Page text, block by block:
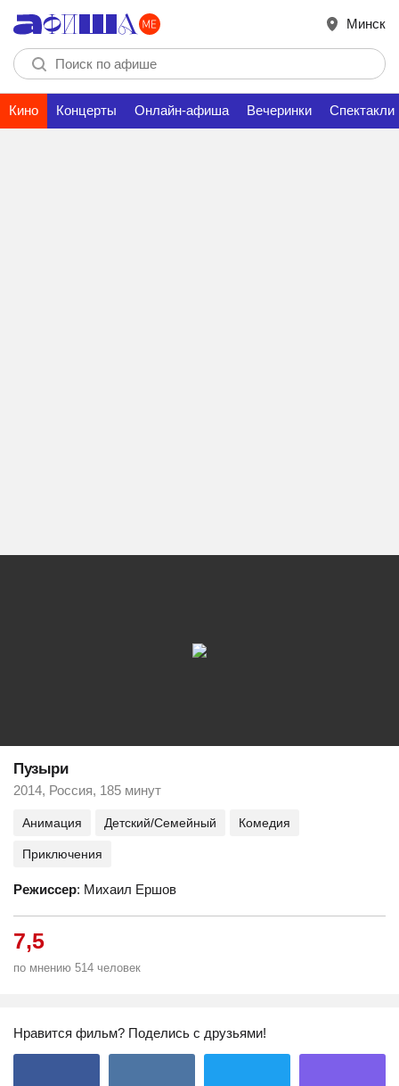
Минск
Кино Концерты Онлайн-афиша Вечеринки Спектакли
Пузыри
2014, Россия, 185 минут
Анимация Детский/Семейный Комедия
Приключения
Режиссер: Михаил Ершов
7,5
по мнению 514 человек
Нравится фильм? Поделись с друзьями!